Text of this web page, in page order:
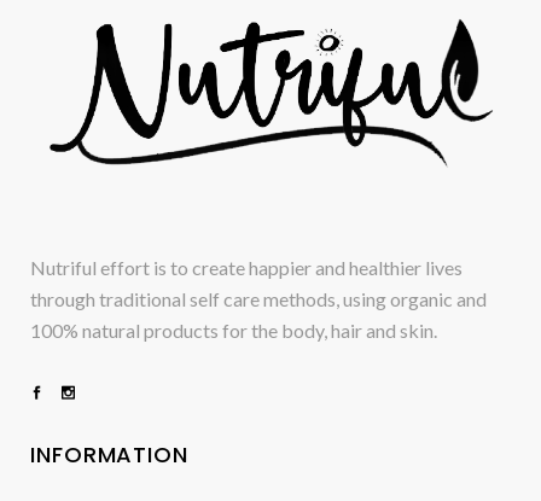
Nutriful effort is to create happier and healthier lives
through traditional self care methods, using organic and
100% natural products for the body, hair and skin.
INFORMATION